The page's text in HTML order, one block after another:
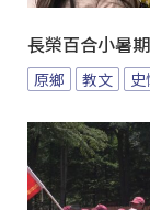
長榮百合小暑
原鄉 教文